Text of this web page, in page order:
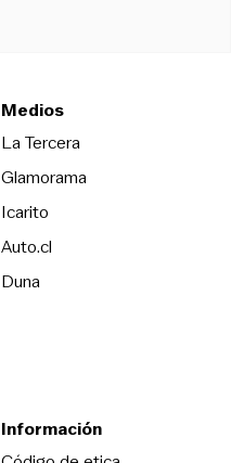
Medios
La TerceraOpens in new
Glamorama
Icarito
Auto.cl
DunaOpens in new window
Información